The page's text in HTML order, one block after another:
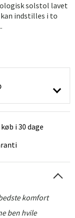
solstol lavet
indstilles i to
i 30 dage
komfort
ben hvile